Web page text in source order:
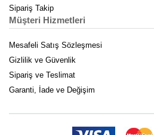
Sipariş Takip
Müşteri Hizmetleri
Mesafeli Satış Sözleşmesi
Gizlilik ve Güvenlik
Sipariş ve Teslimat
Garanti, İade ve Değişim